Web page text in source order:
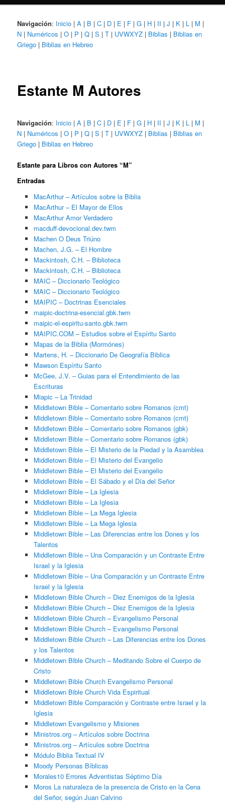
Navigación: Inicio |A | B |C | D | E | F |G | H | II |J | K | L | M |
N | Numéricos |O | P |Q |S |T | UVWXYZ | Biblias | Biblias en
Griego | Biblias en Hebreo
Estante M Autores
Navigación: Inicio |A | B |C | D | E | F |G | H | II |J | K | L | M |
N | Numéricos |O | P |Q |S |T | UVWXYZ | Biblias | Biblias en
Griego | Biblias en Hebreo
Estante para Libros con Autores “M”
Entradas
MacArthur – Artículos sobre la Biblia
MacArthur – El Mayor de Ellos
MacArthur Amor Verdadero
macduff-devocional.dev.twm
Machen O Deus Triúno
Machen, J.G. – El Hombre
Mackintosh, C.H. – Biblioteca
Mackintosh, C.H. – Biblioteca
MAIC – Diccionario Teológico
MAIC – Diccionario Teológico
MAIPIC – Doctrinas Esenciales
maipic-doctrina-esencial.gbk.twm
maipic-el-espiritu-santo.gbk.twm
MAIPIC.COM – Estudios sobre el Espíritu Santo
Mapas de la Biblia (Mormónes)
Martens, H. – Diccionario De Geografía Biblica
Mawson Espíritu Santo
McGee, J.V. – Guias para el Entendimiento de las
Escrituras
Miapic – La Trinidad
Middletown Bible – Comentario sobre Romanos (cmt)
Middletown Bible – Comentario sobre Romanos (cmt)
Middletown Bible – Comentario sobre Romanos (gbk)
Middletown Bible – Comentario sobre Romanos (gbk)
Middletown Bible – El Misterio de la Piedad y la Asamblea
Middletown Bible – El Misterio del Evangelio
Middletown Bible – El Misterio del Evangelio
Middletown Bible – El Sábado y el Día del Señor
Middletown Bible – La Iglesia
Middletown Bible – La Iglesia
Middletown Bible – La Mega Iglesia
Middletown Bible – La Mega Iglesia
Middletown Bible – Las Diferencias entre los Dones y los
Talentos
Middletown Bible – Una Comparación y un Contraste Entre
Israel y la Iglesia
Middletown Bible – Una Comparación y un Contraste Entre
Israel y la Iglesia
Middletown Bible Church – Diez Enemigos de la Iglesia
Middletown Bible Church – Diez Enemigos de la Iglesia
Middletown Bible Church – Evangelismo Personal
Middletown Bible Church – Evangelismo Personal
Middletown Bible Church – Las Diferencias entre los Dones
y los Talentos
Middletown Bible Church – Meditando Sobre el Cuerpo de
Cristo
Middletown Bible Church Evangelismo Personal
Middletown Bible Church Vida Espiritual
Middletown Bible Comparación y Contraste entre Israel y la
Iglesia
Middletown Evangelismo y Misiones
Ministros.org – Artículos sobre Doctrina
Ministros.org – Artículos sobre Doctrina
Módulo Biblia Textual IV
Moody Personas Bíblicas
Morales10 Errores Adventistas Séptimo Día
Moros La naturaleza de la presencia de Cristo en la Cena
del Señor, según Juan Calvino